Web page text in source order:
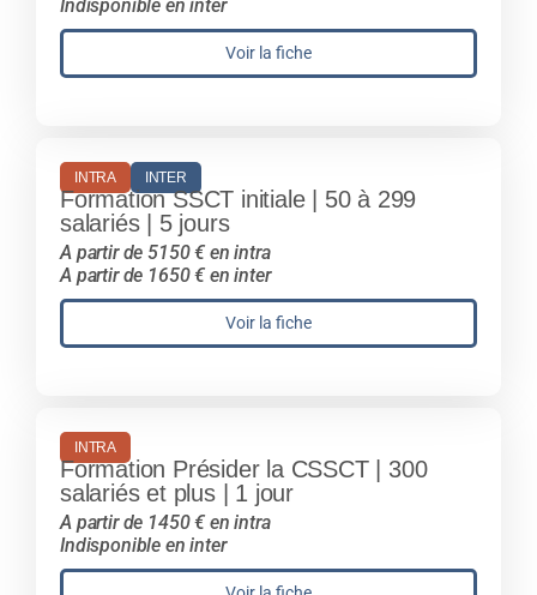
Indisponible en inter
Voir la fiche
INTRA INTER
Formation SSCT initiale | 50 à 299
salariés | 5 jours
A partir de 5150 € en intra
A partir de 1650 € en inter
Voir la fiche
INTRA
Formation Présider la CSSCT | 300
salariés et plus | 1 jour
A partir de 1450 € en intra
Indisponible en inter